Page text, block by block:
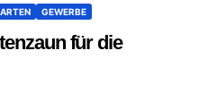
GEWERBE
für die